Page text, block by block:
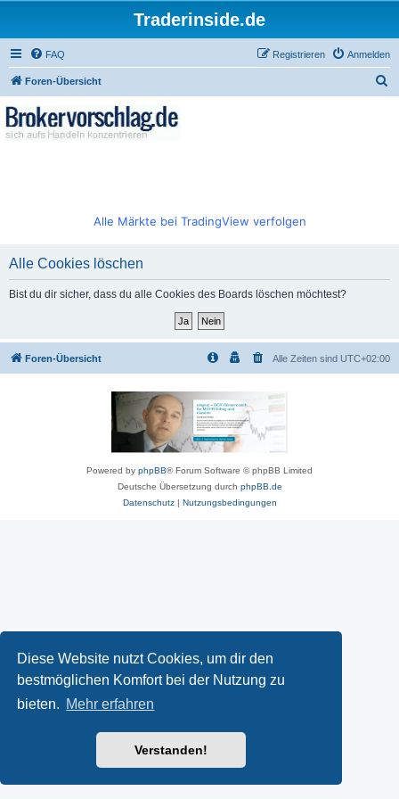
Diese Website nutzt Cookies, um dir den
bestmöglichen Komfort bei der Nutzung zu
bieten. Mehr erfahren
Verstanden!
Traderinside.de
FAQ Anmelden
Registrieren
Foren-Übersicht
Alle Märkte bei TradingView verfolgen
Alle Cookies löschen
Bist du dir sicher, dass du alle Cookies des Boards löschen möchtest?
Foren-Übersicht Alle Zeiten sind UTC+02:00
Powered by phpBB® Forum Software © phpBB Limited
Deutsche Übersetzung durch phpBB.de
Datenschutz| Nutzungsbedingungen